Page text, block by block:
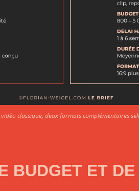
classique, deux formats complémentaires
BUDGET ET